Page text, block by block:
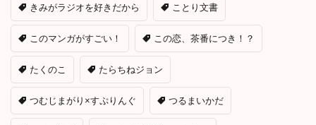
きみがラジオを好きだから ことり文書
このマンガがすごい！ この恋、茶番につき！？
たくのこ たらちねジョン
つむじまがり×すぷりんぐ つるまいかだ